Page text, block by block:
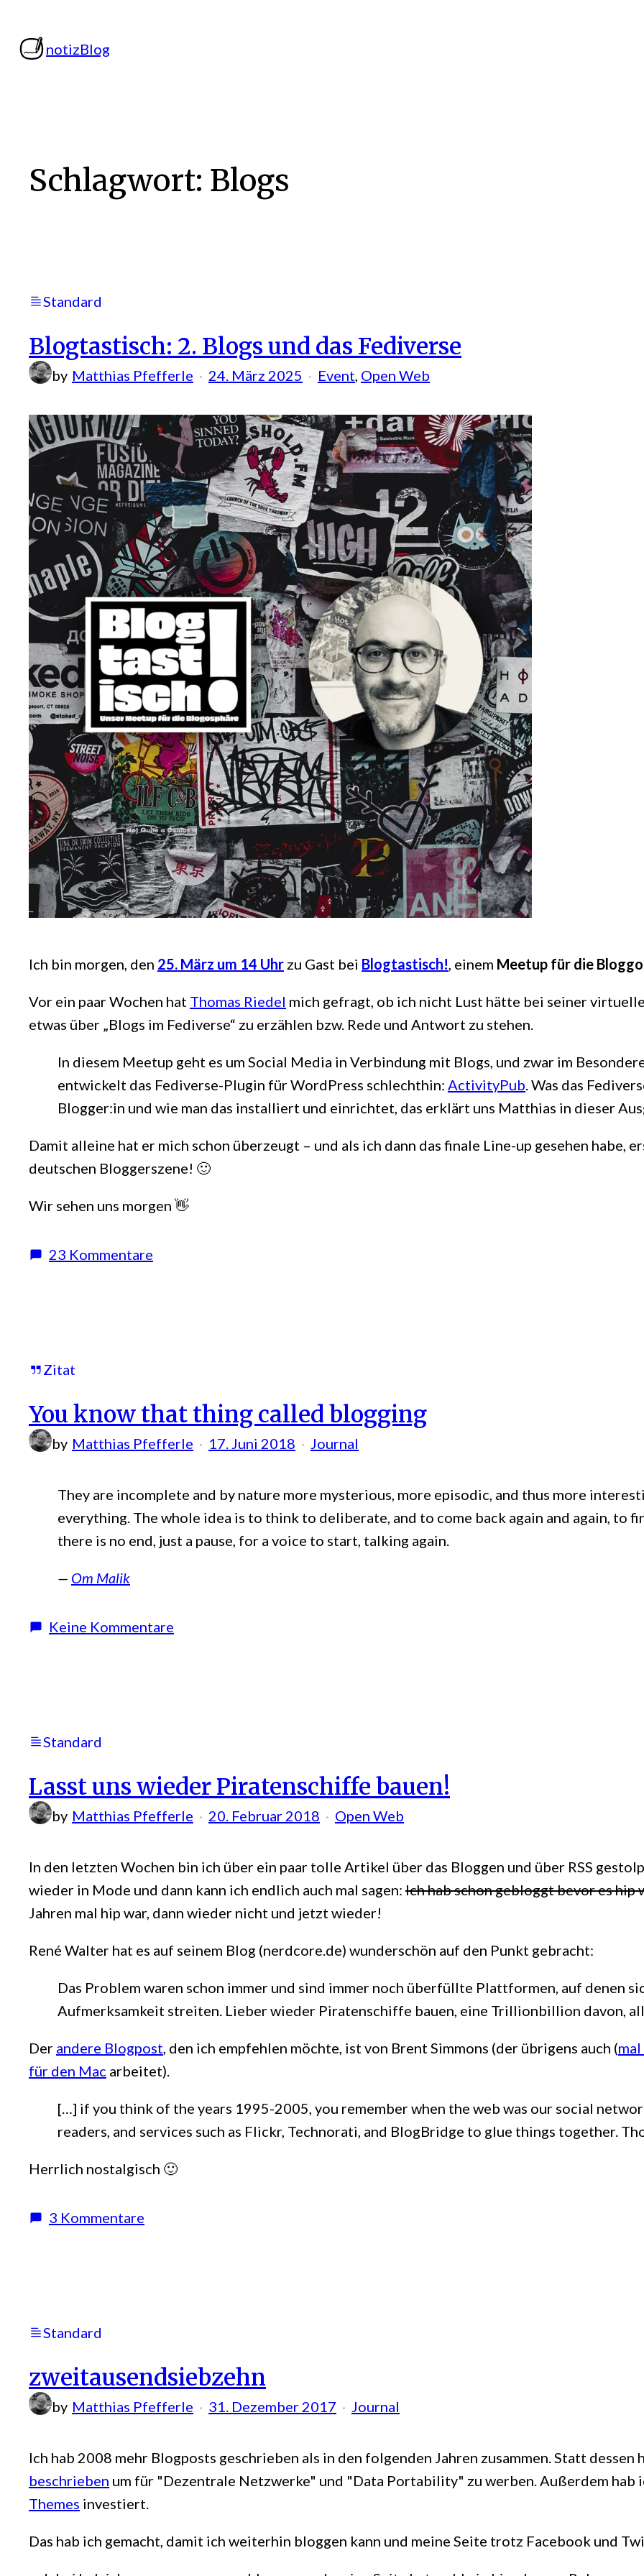
Inhalt
springen
notizBlog
Schlagwort: Blogs
Standard
Blogtastisch: 2. Blogs und das Fediverse
by Matthias Pfefferle 24. März 2025 Event Open Web
Ich bin morgen, den 25. März um 14 Uhr zu Gast bei Blogtastisch! , einem Meetup für die
Vor ein paar Wochen hat Thomas Riedel mich gefragt, ob ich nicht Lust hätte bei seiner
etwas über „Blogs im Fediverse“ zu erzählen bzw. Rede und Antwort zu stehen.
In diesem Meetup geht es um Social Media in Verbindung mit Blogs, und zwar im
entwickelt das Fediverse-Plugin für WordPress schlechthin: ActivityPub . Was das
Blogger:in und wie man das installiert und einrichtet, das erklärt uns Matthias in dieser
Damit alleine hat er mich schon überzeugt – und als ich dann das finale Line-up gesehen habe,
deutschen Bloggerszene! 🙂
Wir sehen uns morgen 👋
23 Kommentare
Zitat
You know that thing called blogging
by Matthias Pfefferle 17. Juni 2018 Journal
They are incomplete and by nature more mysterious, more episodic, and thus more
everything. The whole idea is to think to deliberate, and to come back again and again, to
there is no end, just a pause, for a voice to start, talking again.
Om Malik
Keine Kommentare
Standard
Lasst uns wieder Piratenschiffe bauen!
by Matthias Pfefferle 20. Februar 2018 Open Web
In den letzten Wochen bin ich über ein paar tolle Artikel über das Bloggen und über RSS
wieder in Mode und dann kann ich endlich auch mal sagen: Ich hab schon gebloggt bevor es hip
Jahren mal hip war, dann wieder nicht und jetzt wieder!
René Walter hat es auf seinem Blog (nerdcore.de) wunderschön auf den Punkt gebracht:
Das Problem waren schon immer und sind immer noch überfüllte Plattformen, auf denen
Aufmerksamkeit streiten. Lieber wieder Piratenschiffe bauen, eine Trillionbillion davon,
Der andere Blogpost , den ich empfehlen möchte, ist von Brent Simmons (der übrigens auch (
für den Mac arbeitet).
[…] if you think of the years 1995-2005, you remember when the web was our social
readers, and services such as Flickr, Technorati, and BlogBridge to glue things together.
Herrlich nostalgisch 🙂
3 Kommentare
Standard
zweitausendsiebzehn
by Matthias Pfefferle 31. Dezember 2017 Journal
Ich hab 2008 mehr Blogposts geschrieben als in den folgenden Jahren zusammen. Statt dessen
beschrieben um für "Dezentrale Netzwerke" und "Data Portability" zu werben. Außerdem hab
Themes investiert.
Das hab ich gemacht, damit ich weiterhin bloggen kann und meine Seite trotz Facebook und